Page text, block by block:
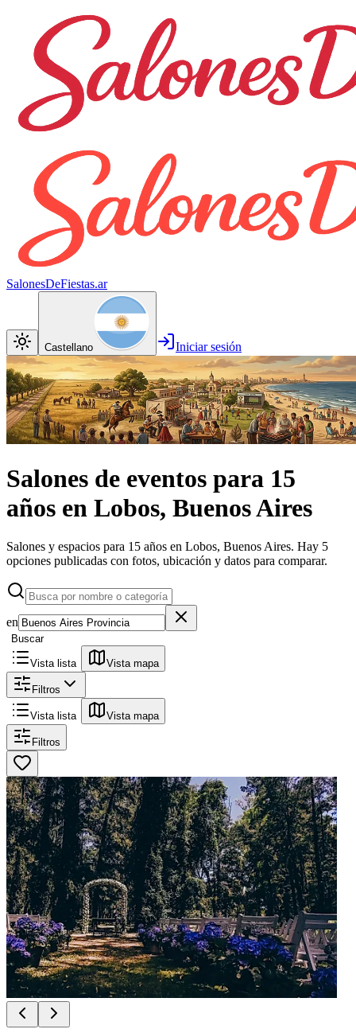
SalonesDeFiestas.ar
Castellano Iniciar sesión
Salones de eventos para 15
años en Lobos, Buenos Aires
Salones y espacios para 15 años en Lobos, Buenos Aires. Hay 5
opciones publicadas con fotos, ubicación y datos para comparar.
en
Buscar
Vista lista Vista mapa
Filtros
Vista lista Vista mapa
Filtros